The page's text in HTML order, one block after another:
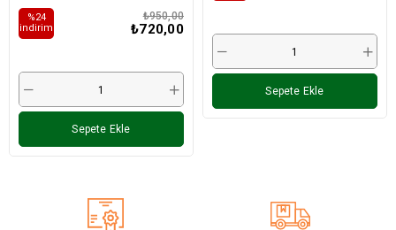
₺720,00
₺950,00
%24
i̇ndirim
Sepete Ekle
Sepete Ekle